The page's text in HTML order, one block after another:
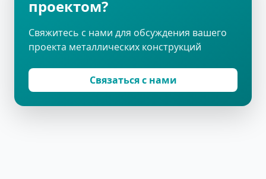
проектом?
Свяжитесь с нами для обсуждения вашего
проекта металлических конструкций
Связаться с нами